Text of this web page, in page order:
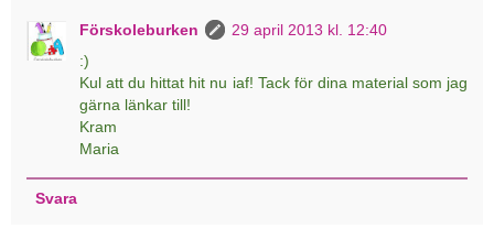
Förskoleburken
29 april 2013 kl. 12:40
:)
Kul att du hittat hit nu iaf! Tack för dina material som jag
gärna länkar till!
Kram
Maria
Svara